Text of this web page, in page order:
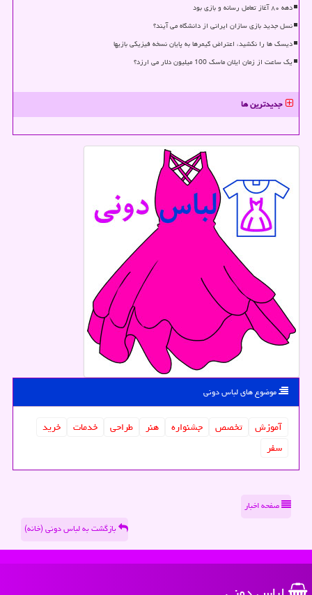
دهه ۸۰ آغاز تعامل رسانه و بازی بود
نسل جدید بازی سازان ایرانی از دانشگاه می آیند؟
دیسک ها را نکشید، اعتراض گیمرها به پایان نسخه فیزیکی بازیها
یک ساعت از زمان ایلان ماسک 100 میلیون دلار می ارزد؟
جدیدترین ها
موضوع های لباس دونی
آموزش تخصص جشنواره هنر طراحی خدمات
خرید
سفر
صفحه اخبار
بازگشت به لباس دونی (خانه)